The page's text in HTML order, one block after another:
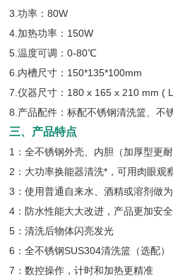
3.功率：80W
4.加热功率：150W
5.温度可调：0-80℃
6.内槽尺寸：150*135*100mm
7.仪器尺寸：180 x 165 x 210 mm (
8.产品配件：标配不锈钢清洗篮、不
三、产品特点
1：全不锈钢外壳、内胆（加厚型更
2：大功率换能器清洗*，可用肉眼观
3：使用普通自来水、酒精或溶剂做
4：防水性能大大改进，产品更加安全
5：清洗后物体闪亮发光
6：全不锈钢SUS304清洗篮（选配）
7：数控操作，计时和加热更精准